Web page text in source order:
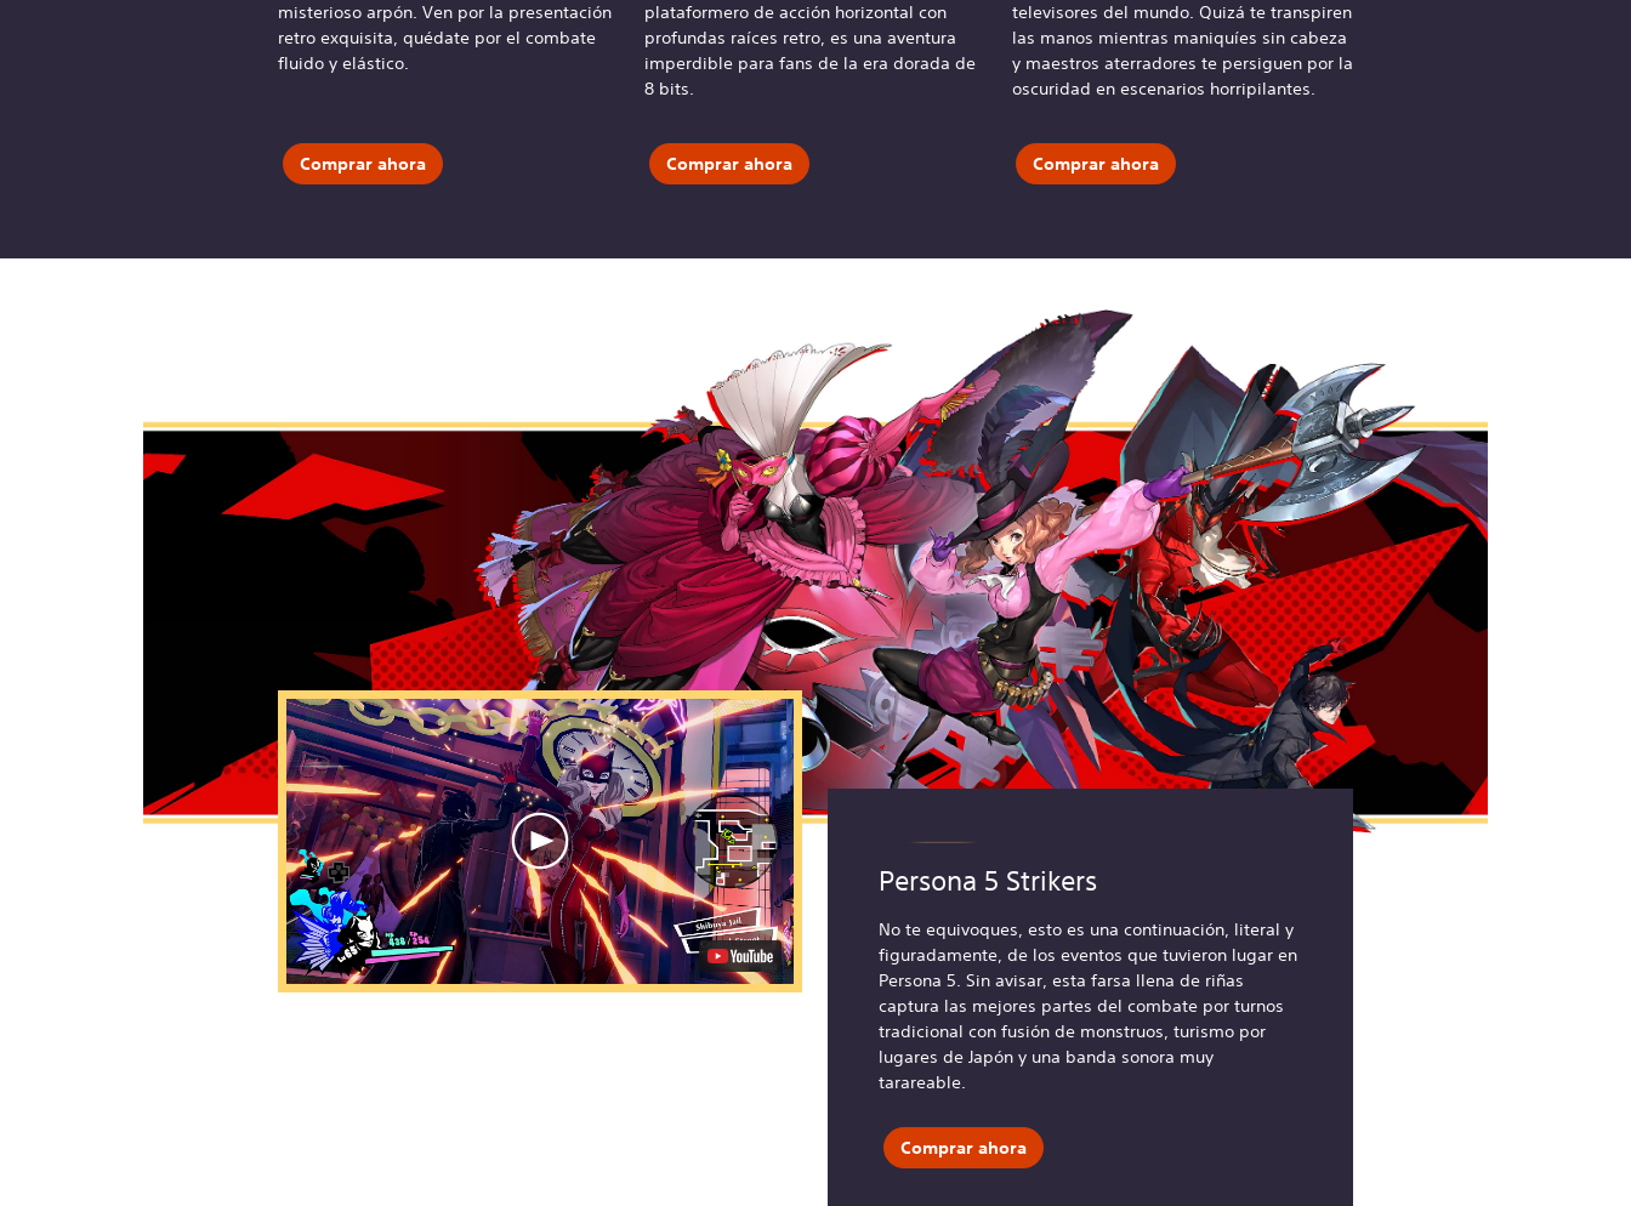
misterioso arpón. Ven por la presentación
retro exquisita, quédate por el combate
fluido y elástico.
Comprar ahora
plataformero de acción horizontal con
profundas raíces retro, es una aventura
imperdible para fans de la era dorada de
8 bits.
Comprar ahora
televisores del mundo. Quizá te transpiren
las manos mientras maniquíes sin cabeza
y maestros aterradores te persiguen por la
oscuridad en escenarios horripilantes.
Comprar ahora
Persona 5 Strikers
No te equivoques, esto es una continuación, literal y
figuradamente, de los eventos que tuvieron lugar en
Persona 5. Sin avisar, esta farsa llena de riñas
captura las mejores partes del combate por turnos
tradicional con fusión de monstruos, turismo por
lugares de Japón y una banda sonora muy
tarareable.
Comprar ahora